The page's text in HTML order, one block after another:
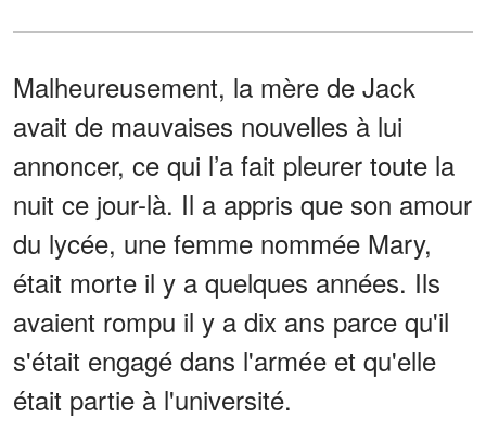
Malheureusement, la mère de Jack
avait de mauvaises nouvelles à lui
annoncer, ce qui l’a fait pleurer toute la
nuit ce jour-là. Il a appris que son amour
du lycée, une femme nommée Mary,
était morte il y a quelques années. Ils
avaient rompu il y a dix ans parce qu'il
s'était engagé dans l'armée et qu'elle
était partie à l'université.